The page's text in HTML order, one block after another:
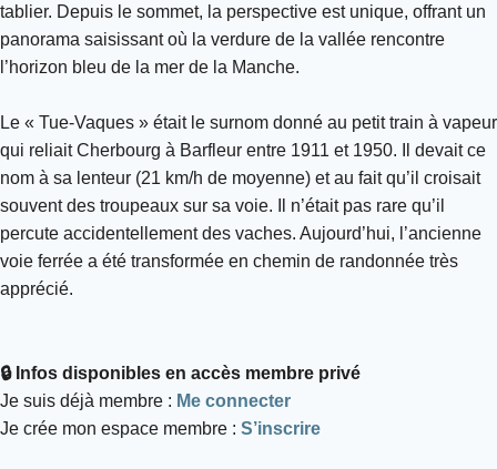
tablier. Depuis le sommet, la perspective est unique, offrant un
panorama saisissant où la verdure de la vallée rencontre
l’horizon bleu de la mer de la Manche.
Le « Tue-Vaques » était le surnom donné au petit train à vapeur
qui reliait Cherbourg à Barfleur entre 1911 et 1950. Il devait ce
nom à sa lenteur (21 km/h de moyenne) et au fait qu’il croisait
souvent des troupeaux sur sa voie. Il n’était pas rare qu’il
percute accidentellement des vaches. Aujourd’hui, l’ancienne
voie ferrée a été transformée en chemin de randonnée très
apprécié.
🔒 Infos disponibles en accès membre privé
Je suis déjà membre : Me connecter
Je crée mon espace membre : S’inscrire